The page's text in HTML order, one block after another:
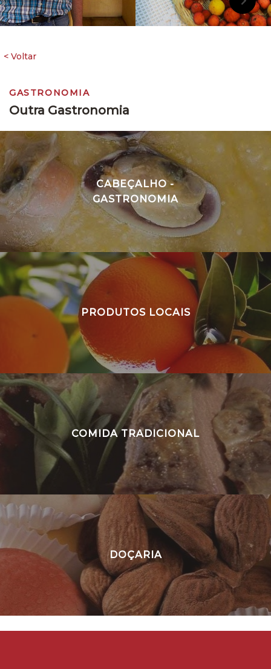
GASTRONOMIA
Outra Gastronomia
CABEÇALHO -
GASTRONOMIA
PRODUTOS LOCAIS
COMIDA TRADICIONAL
DOÇARIA